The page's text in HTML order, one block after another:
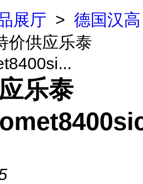
展厅 > 德国汉高
价供应乐泰
乐泰